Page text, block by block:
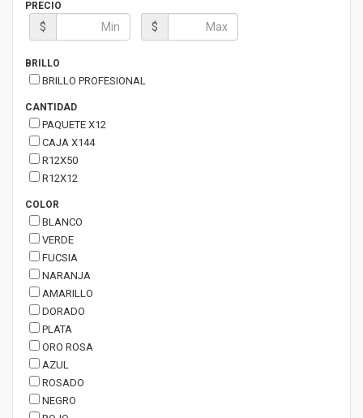
PRECIO
$ $
BRILLO
BRILLO PROFESIONAL
CANTIDAD
PAQUETE X12
CAJA X144
R12X50
R12X12
COLOR
BLANCO
VERDE
FUCSIA
NARANJA
AMARILLO
DORADO
PLATA
ORO ROSA
AZUL
ROSADO
NEGRO